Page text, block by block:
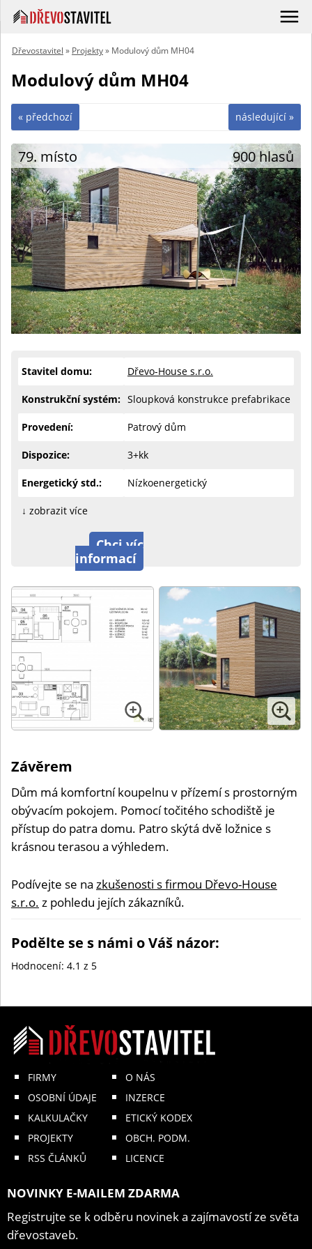
Dřevostavitel » Projekty» Modulový dům MH04
Modulový dům MH04
následující »
« předchozí
79. místo 900 hlasů
Stavitel domu: Dřevo-House s.r.o.
Konstrukční systém: Sloupková konstrukce prefabrikace
Provedení: Patrový dům
Dispozice: 3+kk
Energetický std.: Nízkoenergetický
↓ zobrazit více
Chci víc
informací
Závěrem
Dům má komfortní koupelnu v přízemí s prostorným
obývacím pokojem. Pomocí točitého schodiště je
přístup do patra domu. Patro skýtá dvě ložnice s
krásnou terasou a výhledem.
Podívejte se na zkušenosti s firmou Dřevo-House
s.r.o. z pohledu jejích zákazníků.
Podělte se s námi o Váš názor:
Hodnocení: 4.1 z 5
FIRMY
OSOBNÍ ÚDAJE
KALKULAČKY
PROJEKTY
RSS ČLÁNKŮ
O NÁS
INZERCE
ETICKÝ KODEX
OBCH. PODM.
LICENCE
NOVINKY E-MAILEM ZDARMA
Registrujte se k odběru novinek a zajímavostí ze světa
dřevostaveb.